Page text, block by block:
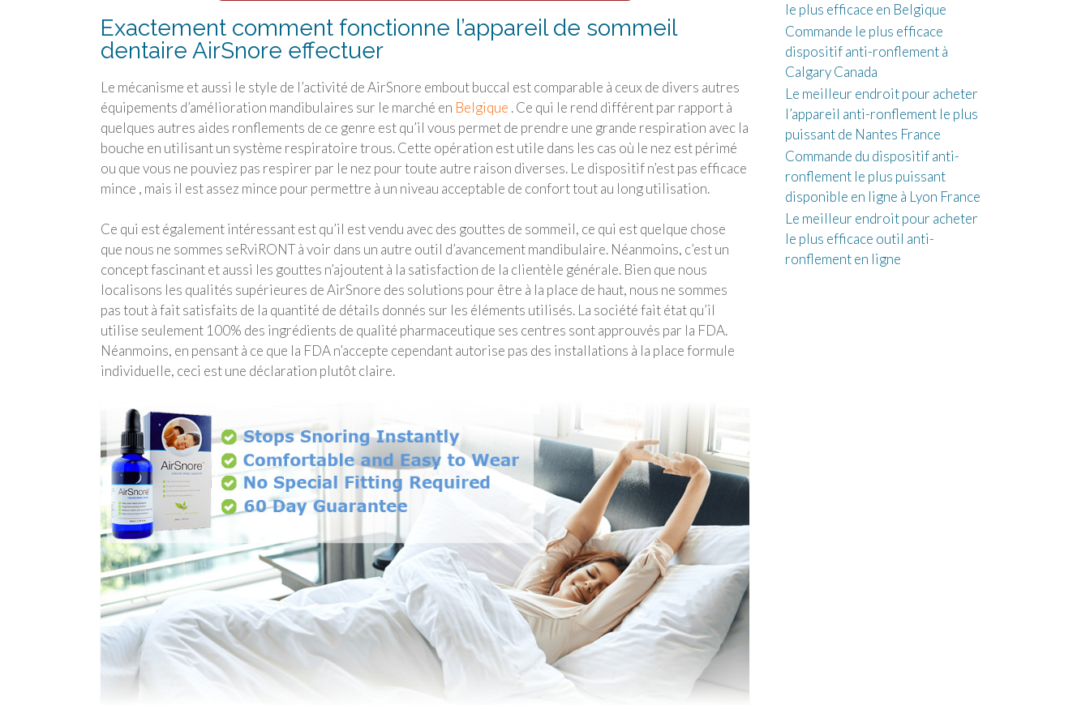
Exactement comment fonctionne l’appareil de sommeil
dentaire AirSnore effectuer
Le mécanisme et aussi le style de l’activité de AirSnore embout buccal est comparable à ceux de divers autres
équipements d’amélioration mandibulaires sur le marché en Belgique . Ce qui le rend différent par rapport à
quelques autres aides ronflements de ce genre est qu’il vous permet de prendre une grande respiration avec la
bouche en utilisant un système respiratoire trous. Cette opération est utile dans les cas où le nez est périmé
ou que vous ne pouviez pas respirer par le nez pour toute autre raison diverses. Le dispositif n’est pas efficace
mince , mais il est assez mince pour permettre à un niveau acceptable de confort tout au long utilisation.
Ce qui est également intéressant est qu’il est vendu avec des gouttes de sommeil, ce qui est quelque chose
que nous ne sommes seRviRONT à voir dans un autre outil d’avancement mandibulaire. Néanmoins, c’est un
concept fascinant et aussi les gouttes n’ajoutent à la satisfaction de la clientèle générale. Bien que nous
localisons les qualités supérieures de AirSnore des solutions pour être à la place de haut, nous ne sommes
pas tout à fait satisfaits de la quantité de détails donnés sur les éléments utilisés. La société fait état qu’il
utilise seulement 100% des ingrédients de qualité pharmaceutique ses centres sont approuvés par la FDA.
Néanmoins, en pensant à ce que la FDA n’accepte cependant autorise pas des installations à la place formule
individuelle, ceci est une déclaration plutôt claire.
le plus efficace en Belgique
Commande le plus efficace
dispositif anti-ronflement à
Calgary Canada
Le meilleur endroit pour acheter
l’appareil anti-ronflement le plus
puissant de Nantes France
Commande du dispositif anti-
ronflement le plus puissant
disponible en ligne à Lyon France
Le meilleur endroit pour acheter
le plus efficace outil anti-
ronflement en ligne